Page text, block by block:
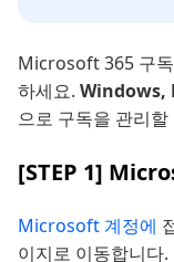
Microsoft 365 구
하세요. Windows,
으로 구독을 관리
[STEP 1]
Microsoft 계정에
이지로 이동합니다.